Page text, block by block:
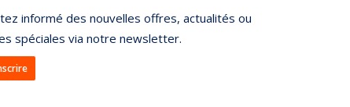
informé des nouvelles offres, actualités ou
spéciales via notre newsletter.